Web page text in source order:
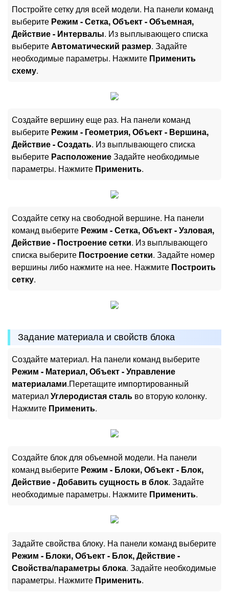
Постройте сетку для всей модели. На панели команд
выберите Режим - Сетка, Объект - Объемная,
Действие - Интервалы. Из выплывающего списка
выберитеАвтоматический размер. Задайте
необходимые параметры. Нажмите Применить
схему.
Создайте вершину еще раз. На панели команд
выберите Режим - Геометрия, Объект - Вершина,
Действие - Создать. Из выплывающего списка
выберите РасположениеЗадайте необходимые
параметры. Нажмите Применить.
Создайте сетку на свободной вершине. На панели
команд выберите Режим - Сетка, Объект - Узловая,
Действие - Построение сетки. Из выплывающего
списка выберите Построение сетки. Задайте номер
вершины либо нажмите на нее. Нажмите Построить
сетку.
Задание материала и свойств блока
Создайте материал. На панели команд выберите
Режим - Материал, Объект - Управление
материалами.Перетащите импортированный
материалУглеродистая сталь во вторую колонку.
Нажмите Применить.
Создайте блок для объемной модели. На панели
команд выберите Режим - Блоки, Объект - Блок,
Действие - Добавить сущность в блок. Задайте
необходимые параметры. Нажмите Применить.
Задайте свойства блоку. На панели команд выберите
Режим - Блоки, Объект - Блок, Действие -
Свойства/параметры блока. Задайте необходимые
параметры. Нажмите Применить.